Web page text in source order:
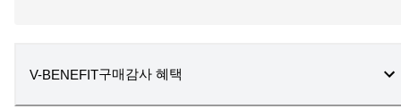
V-BENEFIT구매감사 혜택